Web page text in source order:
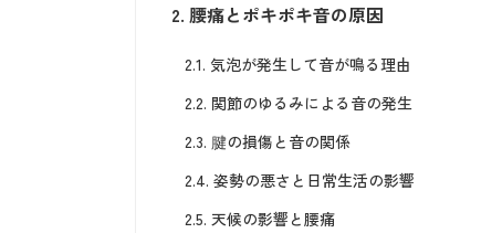
2. 腰痛とポキポキ音の原因
2.1. 気泡が発生して音が鳴る理由
2.2. 関節のゆるみによる音の発生
2.3. 腱の損傷と音の関係
2.4. 姿勢の悪さと日常生活の影響
2.5. 天候の影響と腰痛